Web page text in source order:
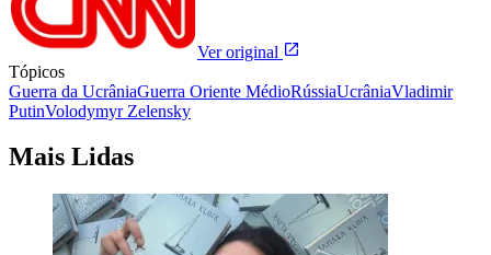
Ver original
Tópicos
Guerra da UcrâniaGuerra Oriente MédioRússiaUcrâniaVladimir
PutinVolodymyr Zelensky
Mais Lidas